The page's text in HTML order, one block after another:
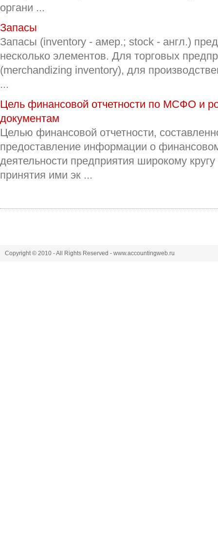
органи ...
Запасы
Запасы (inventory - амер.; stock - англ.)
несколько элементов. Для торговых
(merchandizing inventory), для
...
Цель финансовой отчетности по МСФО и
документам
Целью финансовой отчетности,
предоставление информации о
деятельности предприятия широкому
принятия ими эк ...
Copyright © 2010 - All Rights Reserved - www.accountingweb.ru